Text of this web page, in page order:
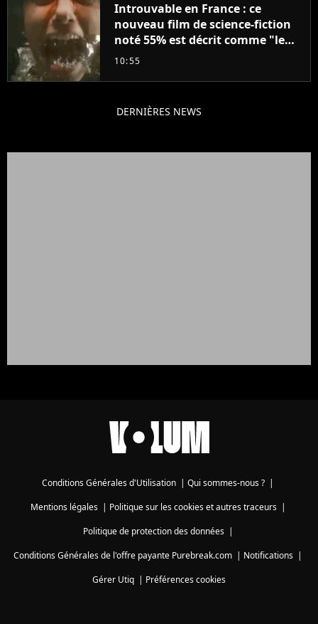
Introuvable en France : ce
nouveau film de science-fiction
noté 55% est décrit comme "le
plus stupide de l'année"
10:55
DERNIÈRES NEWS
Conditions Générales d'Utilisation | Qui sommes-nous ? |
Mentions légales| Politique sur les cookies et autres traceurs|
Politique de protection des données|
Conditions Générales de l'offre payante Purebreak.com | Notifications |
Gérer Utiq | Préférences cookies